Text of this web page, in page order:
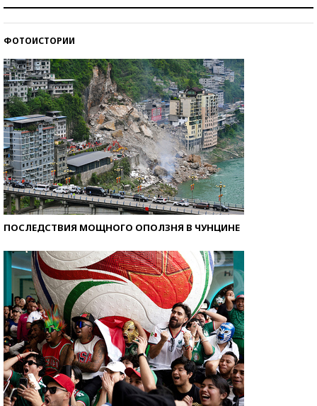
ФОТОИСТОРИИ
ПОСЛЕДСТВИЯ МОЩНОГО ОПОЛЗНЯ В ЧУНЦИНЕ